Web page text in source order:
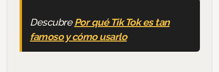
DescubrePor qué Tik Tok es tan
famoso y cómo usarlo